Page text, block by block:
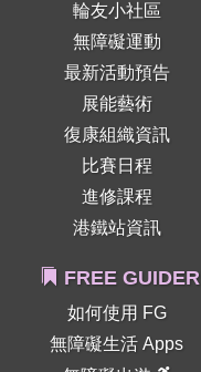
輪友小社區
無障礙運動
最新活動預告
展能藝術
復康組織資訊
比賽日程
進修課程
港鐵站資訊
FREE GUIDER
如何使用 FG
無障礙生活 Apps